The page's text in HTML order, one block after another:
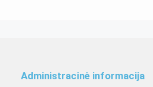
Administracinė informacija